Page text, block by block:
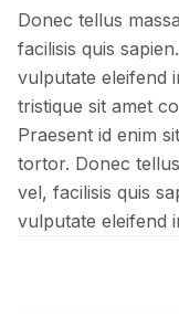
Donec tellus
facilisis quis
vulputate eleifend
tristique sit amet
Praesent id enim
tortor. Donec
vel, facilisis quis
vulputate eleifend